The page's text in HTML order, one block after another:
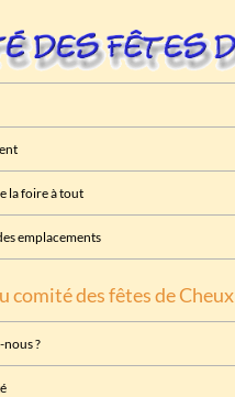
la foire à tout
emplacements
comité des fêtes de Cheux
?